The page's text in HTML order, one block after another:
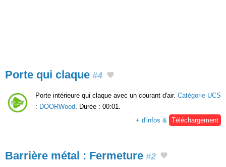
Porte qui claque #4
Porte intérieure qui claque avec un courant d'air. Catégorie UCS
: DOORWood . Durée : 00:01.
+ d'infos &
Téléchargement
Barrière métal : Fermeture #2